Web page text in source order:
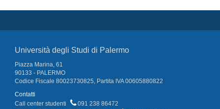
Università degli Studi di Palermo
Piazza Marina, 61
90133 - PALERMO
Codice Fiscale 80023730825, Partita IVA 00605880822
Contatti
Call center studenti
091 238 86472